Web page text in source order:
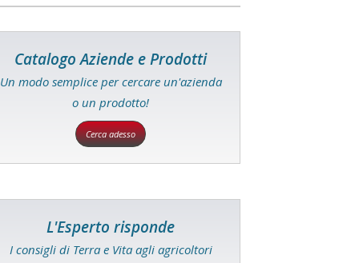
Catalogo Aziende e Prodotti
Un modo semplice per cercare un'azienda
o un prodotto!
Cerca adesso
L'Esperto risponde
I consigli di Terra e Vita agli agricoltori